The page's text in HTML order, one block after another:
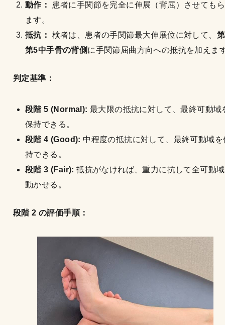
動作：
患者に手関節を完全に伸展（背屈）させても
ます。
抵抗：
検者は、患者の手関節最大伸展位に対して、
第5中手骨の背側 に手関節屈曲方向への抵抗を加えま
判定基準：
段階 5 (Normal): 最大限の抵抗に対して、最終可動域
保持できる。
段階 4 (Good): 中程度の抵抗に対して、最終可動域を
持できる。
段階 3 (Fair): 抵抗がなければ、重力に抗して全可動
動かせる。
段階 2 の評価手順：